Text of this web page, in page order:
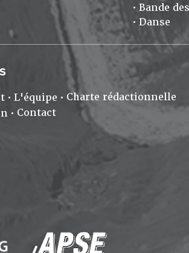
Bande
Danse
L'équipe
Charte rédactionnelle
Contact